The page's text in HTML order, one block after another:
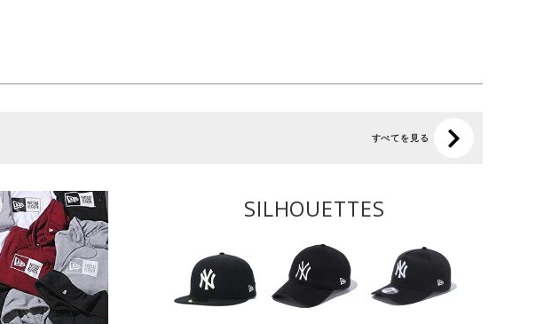
すべてを見る
SILHOUETTES